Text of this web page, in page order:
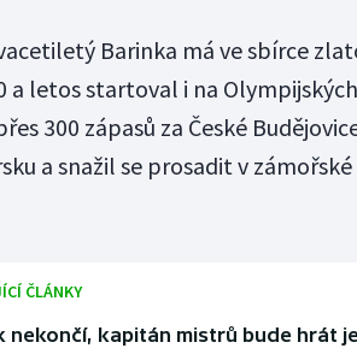
Barinka má ve sbírce
a letos startoval i na
300 zápasů za České
a snažil se prosadit v
ČLÁNKY
nekončí, kapitán mistrů bude hrát